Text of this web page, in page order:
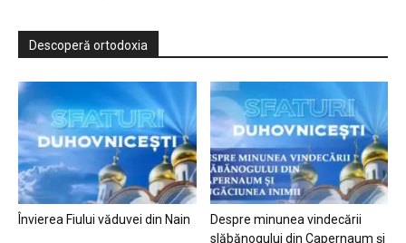
Descoperă ortodoxia
Învierea Fiului văduvei din Nain
Despre minunea vindecării
slăbănogului din Capernaum și